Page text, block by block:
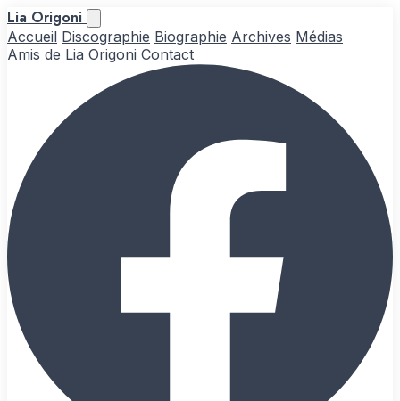
Lia Origoni
Accueil Discographie Biographie Archives Médias
Amis de Lia Origoni Contact